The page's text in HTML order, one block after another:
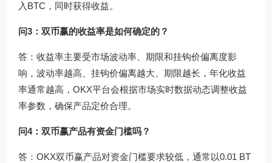
入BTC，同时获得收益。
问3：双币赢的收益率是如何确定的？
答：收益率主要受市场波动率、期限和挂钩价偏离度影
响，波动率越高、挂钩价偏离越大、期限越长，年化收益
率通常越高，OKX平台会根据市场实时数据动态调整收益
率参数，确保产品定价合理。
问4：双币赢产品有资金门槛吗？
答：OKX双币赢产品对资金门槛要求较低，通常以0.01 BT